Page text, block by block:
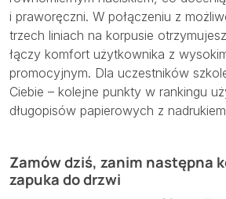
i praworęczni. W połączeniu z
trzech liniach na korpusie
łączy komfort użytkownika z
promocyjnym. Dla uczestników
Ciebie – kolejne punkty w rankingu
długopisów papierowych z
Zamów dziś, zanim następna
zapuka do drzwi